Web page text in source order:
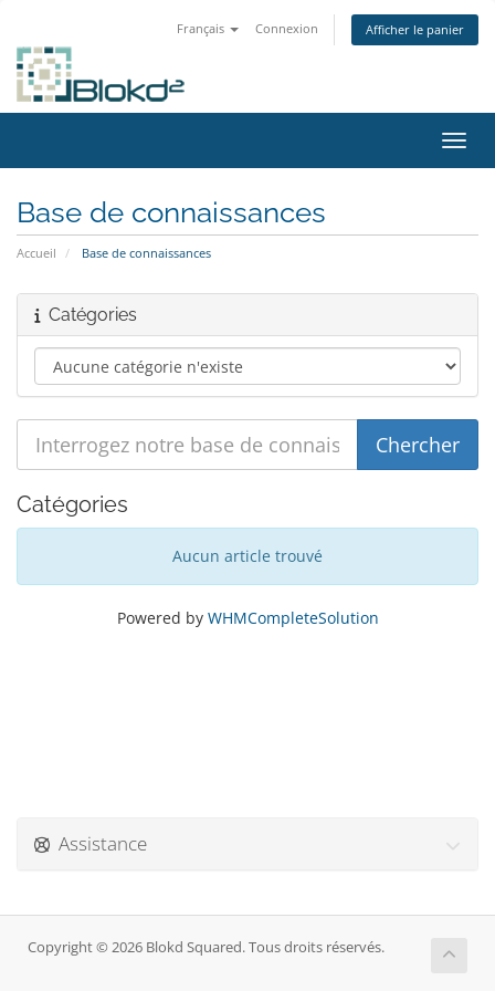
Français Connexion Afficher le panier
Base de connaissances
Accueil Base de connaissances
Catégories
Catégories
Aucun article trouvé
Powered by WHMCompleteSolution
Assistance
Copyright © 2026 Blokd Squared. Tous droits réservés.